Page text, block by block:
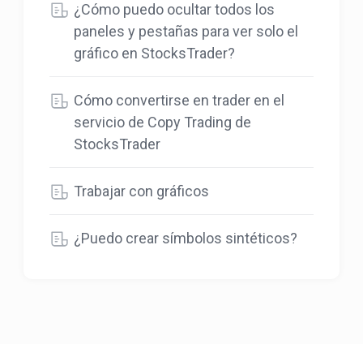
¿Cómo puedo ocultar todos los
paneles y pestañas para ver solo el
gráfico en StocksTrader?
Cómo convertirse en trader en el
servicio de Copy Trading de
StocksTrader
Trabajar con gráficos
¿Puedo crear símbolos sintéticos?